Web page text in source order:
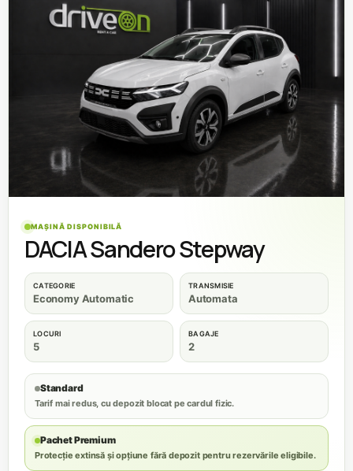
MAȘINĂ DISPONIBILĂ
DACIA Sandero Stepway
CATEGORIE
Economy Automatic
TRANSMISIE
Automata
LOCURI
5
BAGAJE
2
Standard
Tarif mai redus, cu depozit blocat pe cardul fizic.
Pachet Premium
Protecție extinsă și opțiune fără depozit pentru rezervările eligibile.